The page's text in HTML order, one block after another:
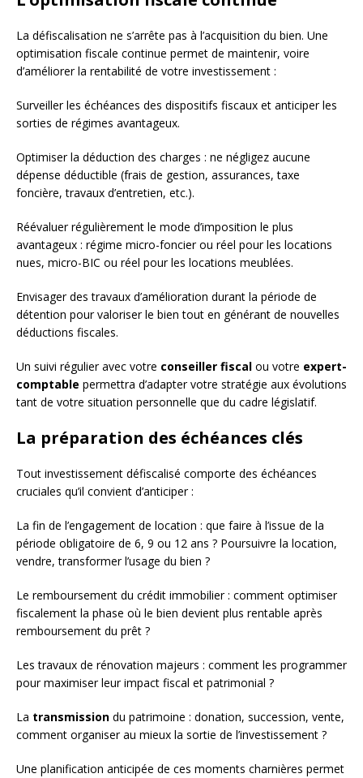
La défiscalisation ne s’arrête pas à l’acquisition du bien. Une
optimisation fiscale continue permet de maintenir, voire
d’améliorer la rentabilité de votre investissement :
Surveiller les échéances des dispositifs fiscaux et anticiper les
sorties de régimes avantageux.
Optimiser la déduction des charges : ne négligez aucune
dépense déductible (frais de gestion, assurances, taxe
foncière, travaux d’entretien, etc.).
Réévaluer régulièrement le mode d’imposition le plus
avantageux : régime micro-foncier ou réel pour les locations
nues, micro-BIC ou réel pour les locations meublées.
Envisager des travaux d’amélioration durant la période de
détention pour valoriser le bien tout en générant de nouvelles
déductions fiscales.
Un suivi régulier avec votre conseiller fiscal ou votre expert-
comptable permettra d’adapter votre stratégie aux évolutions
tant de votre situation personnelle que du cadre législatif.
La préparation des échéances clés
Tout investissement défiscalisé comporte des échéances
cruciales qu’il convient d’anticiper :
La fin de l’engagement de location : que faire à l’issue de la
période obligatoire de 6, 9 ou 12 ans ? Poursuivre la location,
vendre, transformer l’usage du bien ?
Le remboursement du crédit immobilier : comment optimiser
fiscalement la phase où le bien devient plus rentable après
remboursement du prêt ?
Les travaux de rénovation majeurs : comment les programmer
pour maximiser leur impact fiscal et patrimonial ?
La transmission du patrimoine : donation, succession, vente,
comment organiser au mieux la sortie de l’investissement ?
Une planification anticipée de ces moments charnières permet